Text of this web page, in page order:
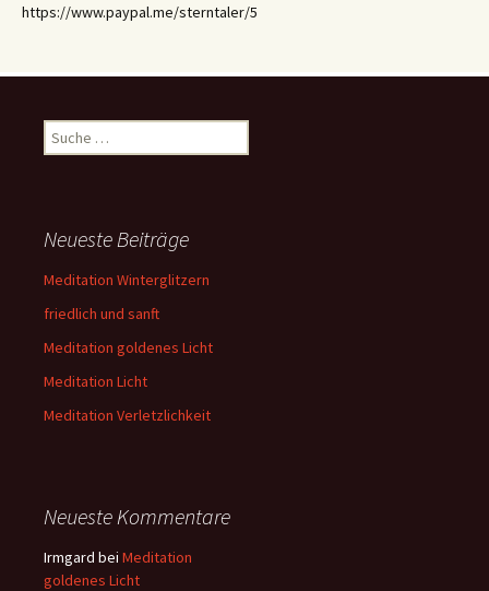
https://www.paypal.me/sterntaler/5
Suche
nach:
Neueste Beiträge
Meditation Winterglitzern
friedlich und sanft
Meditation goldenes Licht
Meditation Licht
Meditation Verletzlichkeit
Neueste Kommentare
Irmgard bei Meditation
goldenes Licht